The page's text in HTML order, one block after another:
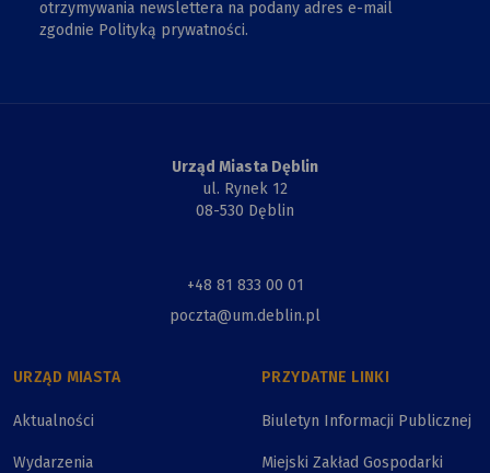
otrzymywania newslettera na podany adres e-mail
zgodnie Polityką prywatności.
Urząd Miasta Dęblin
ul. Rynek 12
08-530 Dęblin
+48 81 833 00 01
poczta@um.deblin.pl
URZĄD MIASTA
Aktualności
Wydarzenia
PRZYDATNE LINKI
Biuletyn Informacji Publicznej
Miejski Zakład Gospodarki